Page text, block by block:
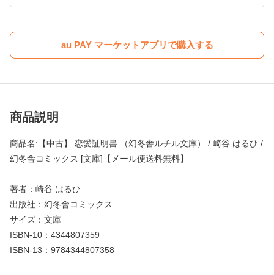
au PAY マーケットアプリで購入する
商品説明
商品名:【中古】 恋愛証明書 （幻冬舎ルチル文庫） / 崎谷 はるひ /
幻冬舎コミックス [文庫]【メール便送料無料】
著者：崎谷 はるひ
出版社：幻冬舎コミックス
サイズ：文庫
ISBN-10：4344807359
ISBN-13：9784344807358